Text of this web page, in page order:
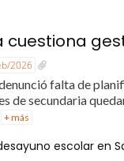
cuestiona
2026
falta de
de secundaria
+ más
escolar en